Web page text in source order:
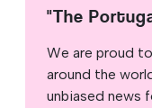
"The
We are proud
around the
unbiased news